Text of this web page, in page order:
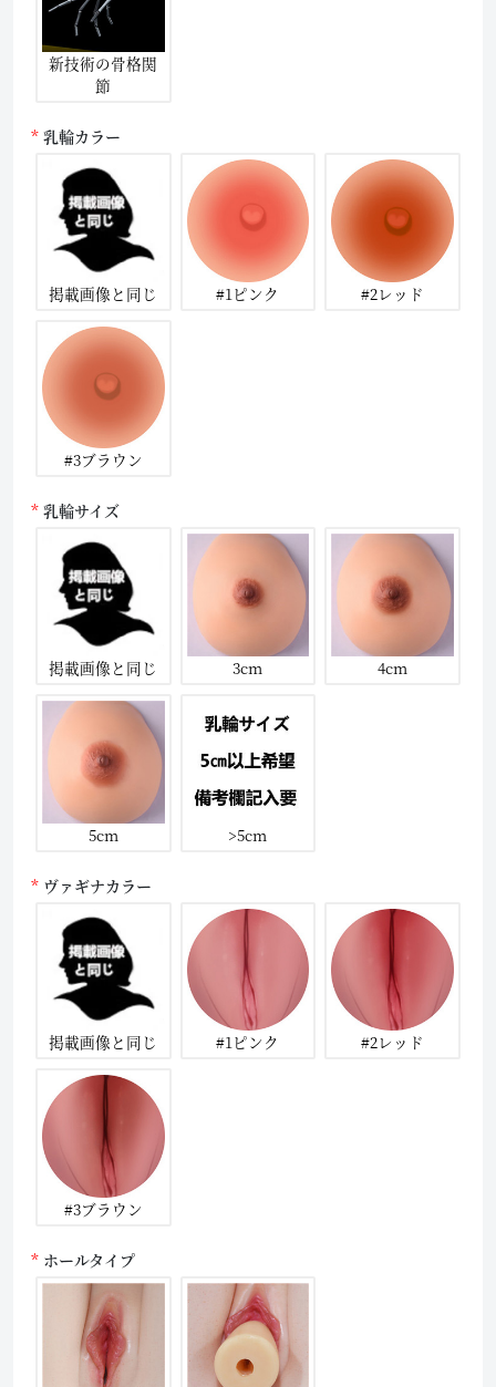
新技術の骨格関
節
乳輪カラー
掲載画像と同じ #1ピンク #2レッド
#3ブラウン
乳輪サイズ
掲載画像と同じ 3cm 4cm
5cm >5cm
ヴァギナカラー
掲載画像と同じ #1ピンク #2レッド
#3ブラウン
ホールタイプ